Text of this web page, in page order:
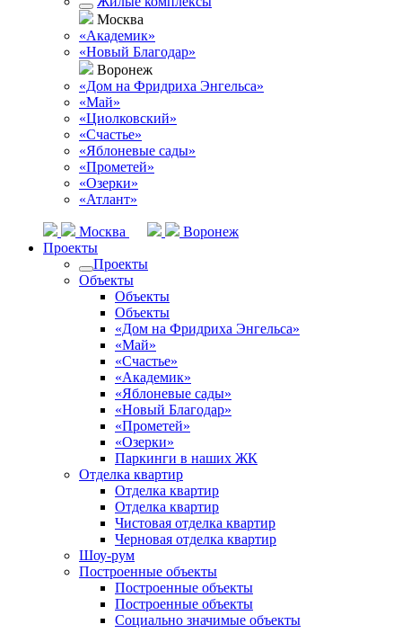
Москва
«Академик»
«Новый Благодар»
Воронеж
«Дом на Фридриха Энгельса»
«Май»
«Циолковский»
«Счастье»
«Яблоневые сады»
«Прометей»
«Озерки»
«Атлант»
Москва
Воронеж
Проекты
Проекты
Объекты
Объекты
Объекты
«Дом на Фридриха Энгельса»
«Май»
«Счастье»
«Академик»
«Яблоневые сады»
«Новый Благодар»
«Прометей»
«Озерки»
Паркинги в наших ЖК
Отделка квартир
Отделка квартир
Отделка квартир
Чистовая отделка квартир
Черновая отделка квартир
Шоу-рум
Построенные объекты
Построенные объекты
Построенные объекты
Социально значимые объекты